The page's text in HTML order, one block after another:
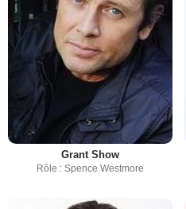
Grant Show
Rôle : Spence Westmore